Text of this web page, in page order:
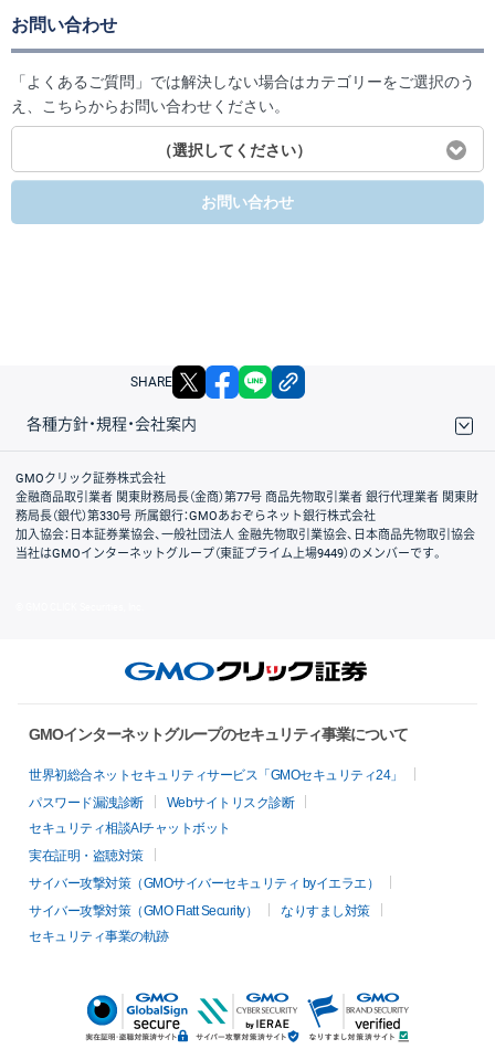
お問い合わせ
「よくあるご質問」では解決しない場合はカテゴリーをご選択のう
え、こちらからお問い合わせください。
（選択してください）
お問い合わせ
SHARE X facebook
各種方針・規程・会社案内
取引規程・約款
サイトマップ
その他のご案内
個人情報保護方針
最良執行方針
サイトのご利用について
ディスクレイマー
信託保全
リスク説明
会社案内
GMOクリック証券株式会社
金融商品取引業者 関東財務局長（金商）第77号 商品先物取引業者 銀行代理業者 関東財
務局長（銀代）第330号 所属銀行：GMOあおぞらネット銀行株式会社
加入協会：日本証券業協会、一般社団法人 金融先物取引業協会、日本商品先物取引協会
当社はGMOインターネットグループ（東証プライム上場9449）のメンバーです。
GMOインターネットグループのセキュリティ事業について
世界初総合ネットセキュリティサービス「GMOセキュリティ24」
パスワード漏洩診断
Webサイトリスク診断
セキュリティ相談AIチャットボット
実在証明・盗聴対策
サイバー攻撃対策（GMOサイバーセキュリティ byイエラエ）
サイバー攻撃対策（GMO Flatt Security）
なりすまし対策
セキュリティ事業の軌跡